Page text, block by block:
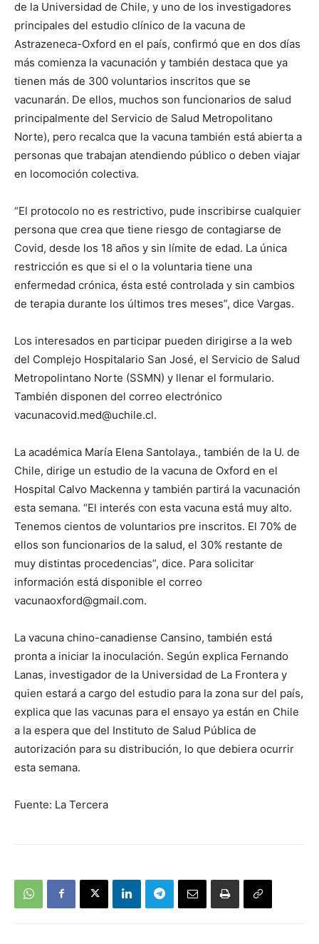
de la Universidad de Chile, y uno de los investigadores
principales del estudio clínico de la vacuna de
Astrazeneca-Oxford en el país, confirmó que en dos días
más comienza la vacunación y también destaca que ya
tienen más de 300 voluntarios inscritos que se
vacunarán. De ellos, muchos son funcionarios de salud
principalmente del Servicio de Salud Metropolitano
Norte), pero recalca que la vacuna también está abierta a
personas que trabajan atendiendo público o deben viajar
en locomoción colectiva.
“El protocolo no es restrictivo, pude inscribirse cualquier
persona que crea que tiene riesgo de contagiarse de
Covid, desde los 18 años y sin límite de edad. La única
restricción es que si el o la voluntaria tiene una
enfermedad crónica, ésta esté controlada y sin cambios
de terapia durante los últimos tres meses”, dice Vargas.
Los interesados en participar pueden dirigirse a la web
del Complejo Hospitalario San José, el Servicio de Salud
Metropolintano Norte (SSMN) y llenar el formulario.
También disponen del correo electrónico
vacunacovid.med@uchile.cl.
La académica María Elena Santolaya., también de la U. de
Chile, dirige un estudio de la vacuna de Oxford en el
Hospital Calvo Mackenna y también partirá la vacunación
esta semana. “El interés con esta vacuna está muy alto.
Tenemos cientos de voluntarios pre inscritos. El 70% de
ellos son funcionarios de la salud, el 30% restante de
muy distintas procedencias”, dice. Para solicitar
información está disponible el correo
vacunaoxford@gmail.com.
La vacuna chino-canadiense Cansino, también está
pronta a iniciar la inoculación. Según explica Fernando
Lanas, investigador de la Universidad de La Frontera y
quien estará a cargo del estudio para la zona sur del país,
explica que las vacunas para el ensayo ya están en Chile
a la espera que del Instituto de Salud Pública de
autorización para su distribución, lo que debiera ocurrir
esta semana.
Fuente: La Tercera